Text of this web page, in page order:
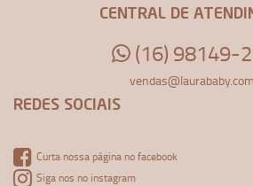
CENTRAL DE
(16) 98149-
REDES SOCIAIS
Curta nossa página no facebook
Siga nos no instagram